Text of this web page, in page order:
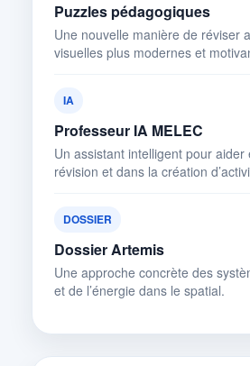
Puzzles pédagogiques
Une nouvelle manière de réviser
visuelles plus modernes et
IA
Professeur IA MELEC
Un assistant intelligent pour aider
révision et dans la création
DOSSIER
Dossier Artemis
Une approche concrète des
et de l’énergie dans le spatial.